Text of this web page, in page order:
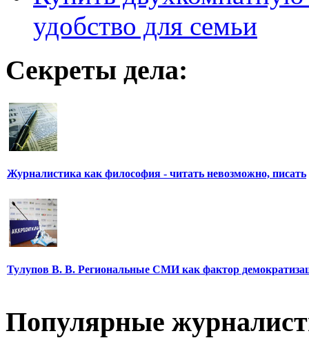
удобство для семьи
Секреты дела:
Журналистика как философия - читать невозможно, писать
Тулупов В. В. Региональные СМИ как фактор
Популярные